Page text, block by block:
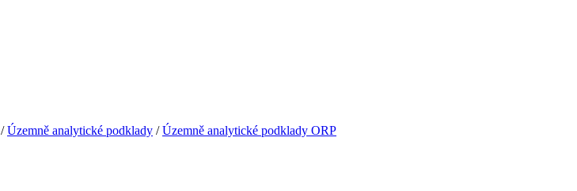
Územně analytické podklady /Územně analytické podklady ORP